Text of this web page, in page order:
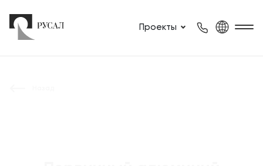
Проекты